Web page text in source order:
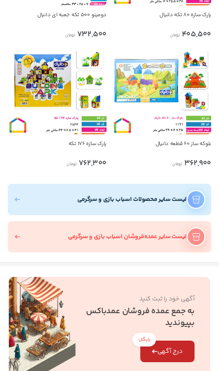
پارک سازه ۸۰ تکه دانیال
405,500 تومان
دومینو ۵۰۰ تکه جعبه ای دانیال
732,500 تومان
بلوکه ساز ۶۰ قطعه دانیال
362,900 تومان
پارک سازه ۱۷۶ تکه
762,300 تومان
لیست سایر محصولات اسباب بازی و سرگرمی
لیست سایر عمده‌فروشان اسباب بازی و سرگرمی
آگهی خود را ثبت کنید
به جمع عمده فروشان عمدباکس
بپیوندید
درج آگهی
رایگان